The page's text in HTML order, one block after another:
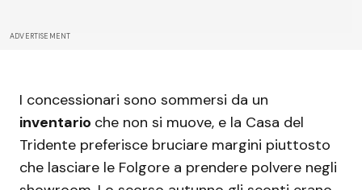
ADVERTISEMENT
I concessionari sono sommersi da un
inventario che non si muove, e la Casa del
Tridente preferisce bruciare margini piuttosto
che lasciare le Folgore a prendere polvere negli